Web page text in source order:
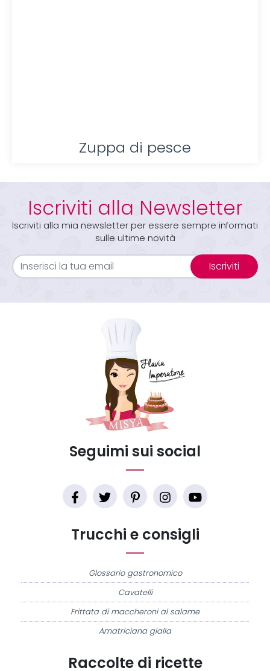
Zuppa di pesce
Iscriviti alla Newsletter
Iscriviti alla mia newsletter per essere sempre informati
sulle ultime novità
Iscriviti
Raccolte di ricette
Trucchi e consigli
Glossario gastronomico
Cavatelli
Frittata di maccheroni al salame
Amatriciana gialla
Seguimi sui social